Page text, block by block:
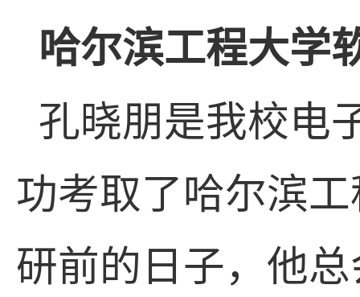
哈尔滨工程大学
孔晓朋是我校电
功考取了哈尔滨
研前的日子，他